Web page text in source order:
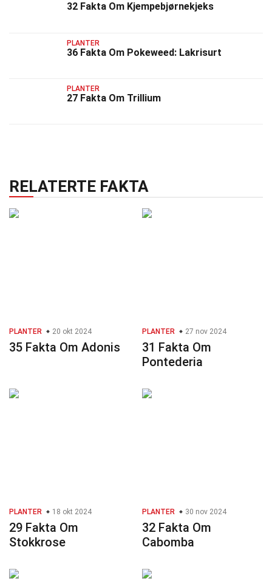
32 Fakta Om Kjempebjørnekjeks
PLANTER
36 Fakta Om Pokeweed: Lakrisurt
PLANTER
27 Fakta Om Trillium
RELATERTE FAKTA
PLANTER 20 okt 2024
35 Fakta Om Adonis
PLANTER 27 nov 2024
31 Fakta Om
Pontederia
PLANTER 18 okt 2024
29 Fakta Om
Stokkrose
PLANTER 30 nov 2024
32 Fakta Om
Cabomba